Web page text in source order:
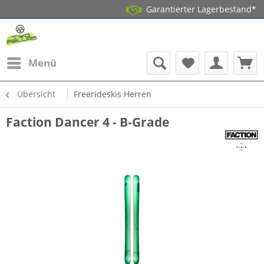
Garantierter Lagerbestand*
Menü
Übersicht Freerideskis Herren
Faction Dancer 4 - B-Grade